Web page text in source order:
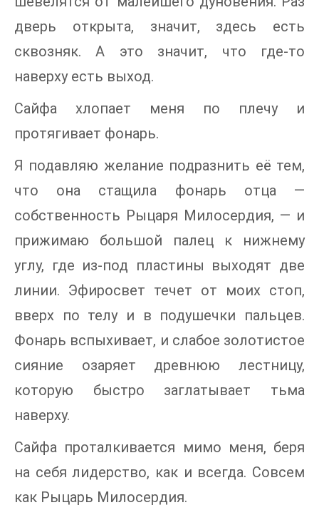
дверь открыта, значит, здесь есть
сквозняк. А это значит, что где-то
наверху есть выход.
Сайфа хлопает меня по плечу и
протягивает фонарь.
Я подавляю желание подразнить её тем,
что она стащила фонарь отца —
собственность Рыцаря Милосердия, — и
прижимаю большой палец к нижнему
углу, где из-под пластины выходят две
линии. Эфиросвет течет от моих стоп,
вверх по телу и в подушечки пальцев.
Фонарь вспыхивает, и слабое золотистое
сияние озаряет древнюю лестницу,
которую быстро заглатывает тьма
наверху.
Сайфа проталкивается мимо меня, беря
на себя лидерство, как и всегда. Совсем
как Рыцарь Милосердия.